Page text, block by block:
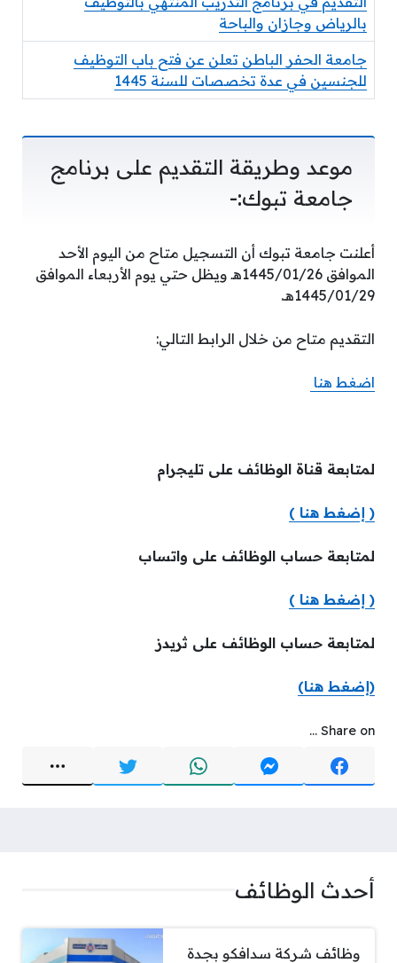
بالرياض وجازان والباحة
جامعة الحفر الباطن تعلن عن فتح باب التوظيف
للجنسين في عدة تخصصات للسنة 1445
موعد وطريقة التقديم على برنامج
جامعة تبوك:-
أعلنت جامعة تبوك أن التسجيل متاح من اليوم الأحد
الموافق 1445/01/26هـ ويظل حتي يوم الأربعاء الموافق
1445/01/29هـ.
التقديم متاح من خلال الرابط التالي:
اضغط هنا
لمتابعة قناة الوظائف على تليجرام
( إضغط هنا )
لمتابعة حساب الوظائف على واتساب
( إضغط هنا )
لمتابعة حساب الوظائف على ثريدز
(إضغط هنا)
Share on ...
أحدث الوظائف
وظائف شركة سدافكو بجدة